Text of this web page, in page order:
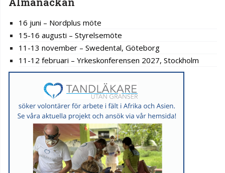
16 juni – Nordplus möte
15-16 augusti – Styrelsemöte
11-13 november – Swedental, Göteborg
11-12 februari – Yrkeskonferensen 2027, Stockholm